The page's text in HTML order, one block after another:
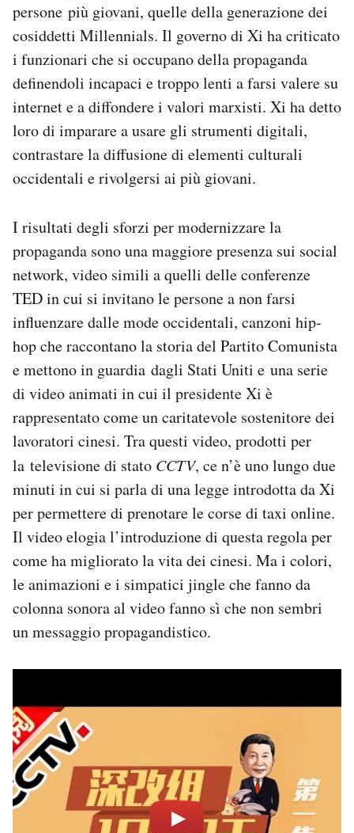
persone più giovani, quelle della generazione dei
cosiddetti Millennials. Il governo di Xi ha criticato
i funzionari che si occupano della propaganda
definendoli incapaci e troppo lenti a farsi valere su
internet e a diffondere i valori marxisti. Xi ha detto
loro di imparare a usare gli strumenti digitali,
contrastare la diffusione di elementi culturali
occidentali e rivolgersi ai più giovani.
I risultati degli sforzi per modernizzare la
propaganda sono una maggiore presenza sui social
network, video simili a quelli delle conferenze
TED in cui si invitano le persone a non farsi
influenzare dalle mode occidentali, canzoni hip-
hop che raccontano la storia del Partito Comunista
e mettono in guardia dagli Stati Uniti e una serie
di video animati in cui il presidente Xi è
rappresentato come un caritatevole sostenitore dei
lavoratori cinesi. Tra questi video, prodotti per
la televisione di stato CCTV, ce n’è uno lungo due
minuti in cui si parla di una legge introdotta da Xi
per permettere di prenotare le corse di taxi online.
Il video elogia l’introduzione di questa regola per
come ha migliorato la vita dei cinesi. Ma i colori,
le animazioni e i simpatici jingle che fanno da
colonna sonora al video fanno sì che non sembri
un messaggio propagandistico.